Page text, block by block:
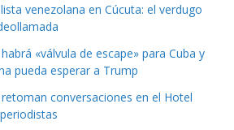
venezolana en Cúcuta: el verdugo
«válvula de escape» para Cuba y
pueda esperar a Trump
conversaciones en el Hotel